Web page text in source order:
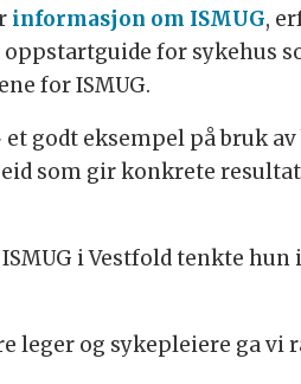
informasjon om ISMUG,
for sykehus
for ISMUG.
godt eksempel på bruk
som gir konkrete
i Vestfold tenkte
leger og sykepleiere ga